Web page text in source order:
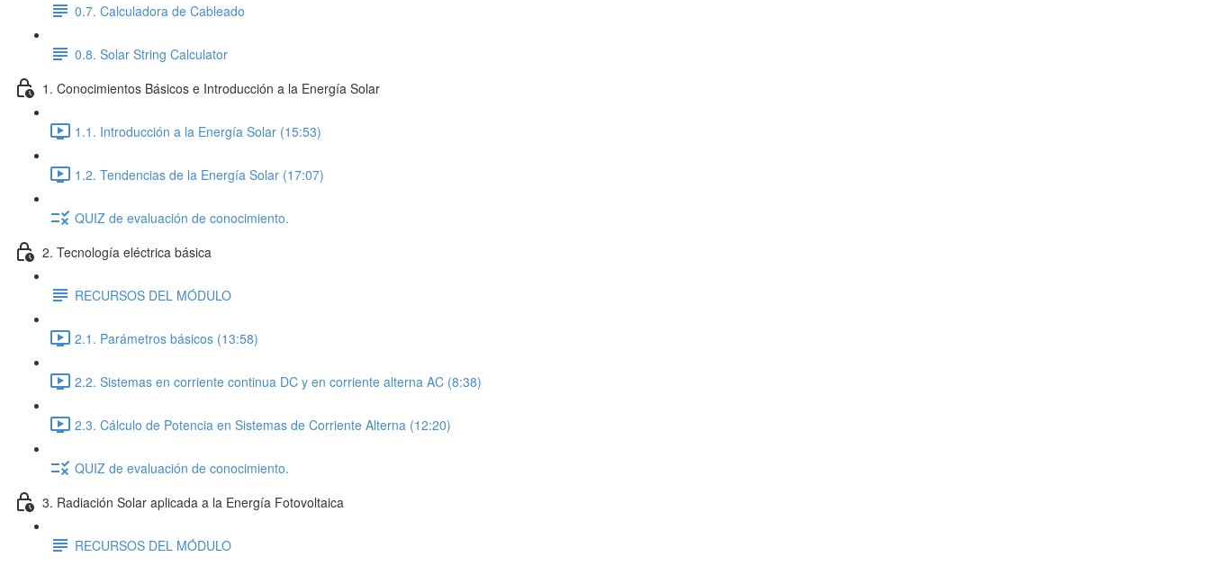
0.7. Calculadora de Cableado
0.8. Solar String Calculator
1. Conocimientos Básicos e Introducción a la Energía Solar
1.1. Introducción a la Energía Solar (15:53)
1.2. Tendencias de la Energía Solar (17:07)
QUIZ de evaluación de conocimiento.
2. Tecnología eléctrica básica
RECURSOS DEL MÓDULO
2.1. Parámetros básicos (13:58)
2.2. Sistemas en corriente continua DC y en corriente alterna AC (8:38)
2.3. Cálculo de Potencia en Sistemas de Corriente Alterna (12:20)
QUIZ de evaluación de conocimiento.
3. Radiación Solar aplicada a la Energía Fotovoltaica
RECURSOS DEL MÓDULO